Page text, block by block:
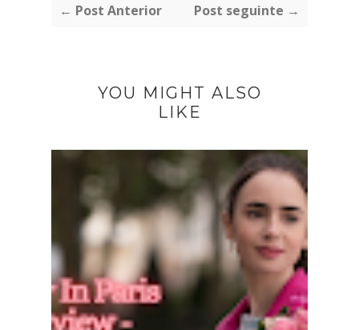
← Post Anterior Post seguinte →
YOU MIGHT ALSO
LIKE